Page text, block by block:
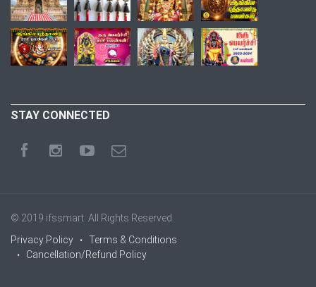
STAY CONNECTED
© 2019 ifssmart . All Rights Reserved.
Privacy Policy
Terms & Conditions
Cancellation/Refund Policy